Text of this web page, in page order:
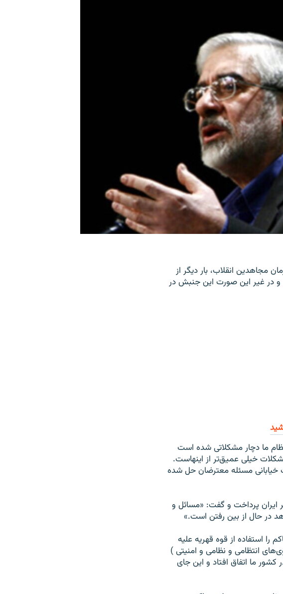
مجاهدین انقلاب، بار دیگر از
در غیر این صورت این جنبش در
ما دچار مشکلاتی شده است
خیلی عمیق‌تر از اینهاست.
خیابانی مسئله معترضان حل شده
ایران پرداخت و گفت: «مسائل و
در حال از بین رفتن است.»
استفاده از قوه قهریه علیه
انتظامی و نظامی و امنیتی )
ما اتفاق افتاد و این جای